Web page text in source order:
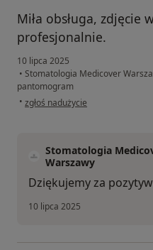
Miła obsługa, zdjęcie
profesjonalnie.
10 lipca 2025
• Stomatologia Medicover
pantomogram
• w opinii użytkownika Marcel
zgłoś nadużycie
Stomatologia
Warszawy
Dziękujemy za
10 lipca 2025